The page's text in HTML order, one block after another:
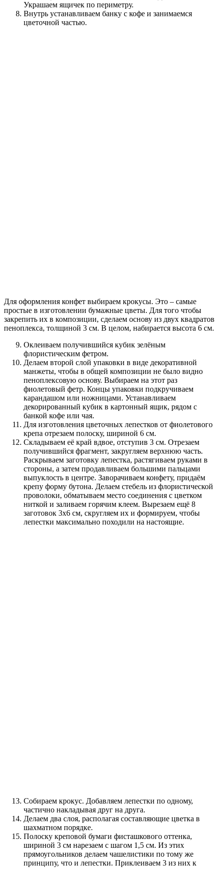
Украшаем ящичек по периметру.
Внутрь устанавливаем банку с кофе и занимаемся
цветочной частью.
Для оформления конфет выбираем крокусы. Это – самые
простые в изготовлении бумажные цветы. Для того чтобы
закрепить их в композиции, сделаем основу из двух квадратов
пеноплекса, толщиной 3 см. В целом, набирается высота 6 см.
Оклеиваем получившийся кубик зелёным
флористическим фетром.
Делаем второй слой упаковки в виде декоративной
манжеты, чтобы в общей композиции не было видно
пеноплексовую основу. Выбираем на этот раз
фиолетовый фетр. Концы упаковки подкручиваем
карандашом или ножницами. Устанавливаем
декорированный кубик в картонный ящик, рядом с
банкой кофе или чая.
Для изготовления цветочных лепестков от фиолетового
крепа отрезаем полоску, шириной 6 см.
Складываем её край вдвое, отступив 3 см. Отрезаем
получившийся фрагмент, закругляем верхнюю часть.
Раскрываем заготовку лепестка, растягиваем руками в
стороны, а затем продавливаем большими пальцами
выпуклость в центре. Заворачиваем конфету, придаём
крепу форму бутона. Делаем стебель из флористической
проволоки, обматываем место соединения с цветком
ниткой и заливаем горячим клеем. Вырезаем ещё 8
заготовок 3х6 см, скругляем их и формируем, чтобы
лепестки максимально походили на настоящие.
Собираем крокус. Добавляем лепестки по одному,
частично накладывая друг на друга.
Делаем два слоя, располагая составляющие цветка в
шахматном порядке.
Полоску креповой бумаги фисташкового оттенка,
шириной 3 см нарезаем с шагом 1,5 см. Из этих
прямоугольников делаем чашелистики по тому же
принципу, что и лепестки. Приклеиваем 3 из них к